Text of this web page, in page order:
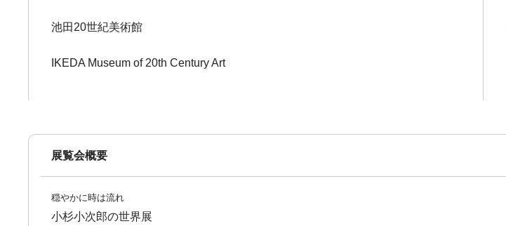
池田20世紀美術館
IKEDA Museum of 20th Century Art
展覧会概要
穏やかに時は流れ
小杉小次郎の世界展